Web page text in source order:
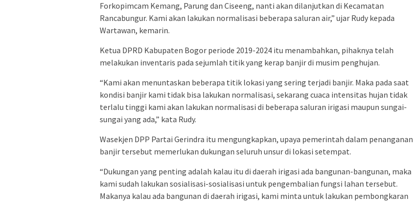
Forkopimcam Kemang, Parung dan Ciseeng, nanti akan dilanjutkan di Kecamatan
Rancabungur. Kami akan lakukan normalisasi beberapa saluran air,” ujar Rudy kepada
Wartawan, kemarin.
Ketua DPRD Kabupaten Bogor periode 2019-2024 itu menambahkan, pihaknya telah
melakukan inventaris pada sejumlah titik yang kerap banjir di musim penghujan.
“Kami akan menuntaskan beberapa titik lokasi yang sering terjadi banjir. Maka pada saat
kondisi banjir kami tidak bisa lakukan normalisasi, sekarang cuaca intensitas hujan tidak
terlalu tinggi kami akan lakukan normalisasi di beberapa saluran irigasi maupun sungai-
sungai yang ada,” kata Rudy.
Wasekjen DPP Partai Gerindra itu mengungkapkan, upaya pemerintah dalam penanganan
banjir tersebut memerlukan dukungan seluruh unsur di lokasi setempat.
“Dukungan yang penting adalah kalau itu di daerah irigasi ada bangunan-bangunan, maka
kami sudah lakukan sosialisasi-sosialisasi untuk pengembalian fungsi lahan tersebut.
Makanya kalau ada bangunan di daerah irigasi, kami minta untuk lakukan pembongkaran